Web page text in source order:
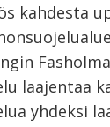
kahdesta
laajentaa
yhdeksi